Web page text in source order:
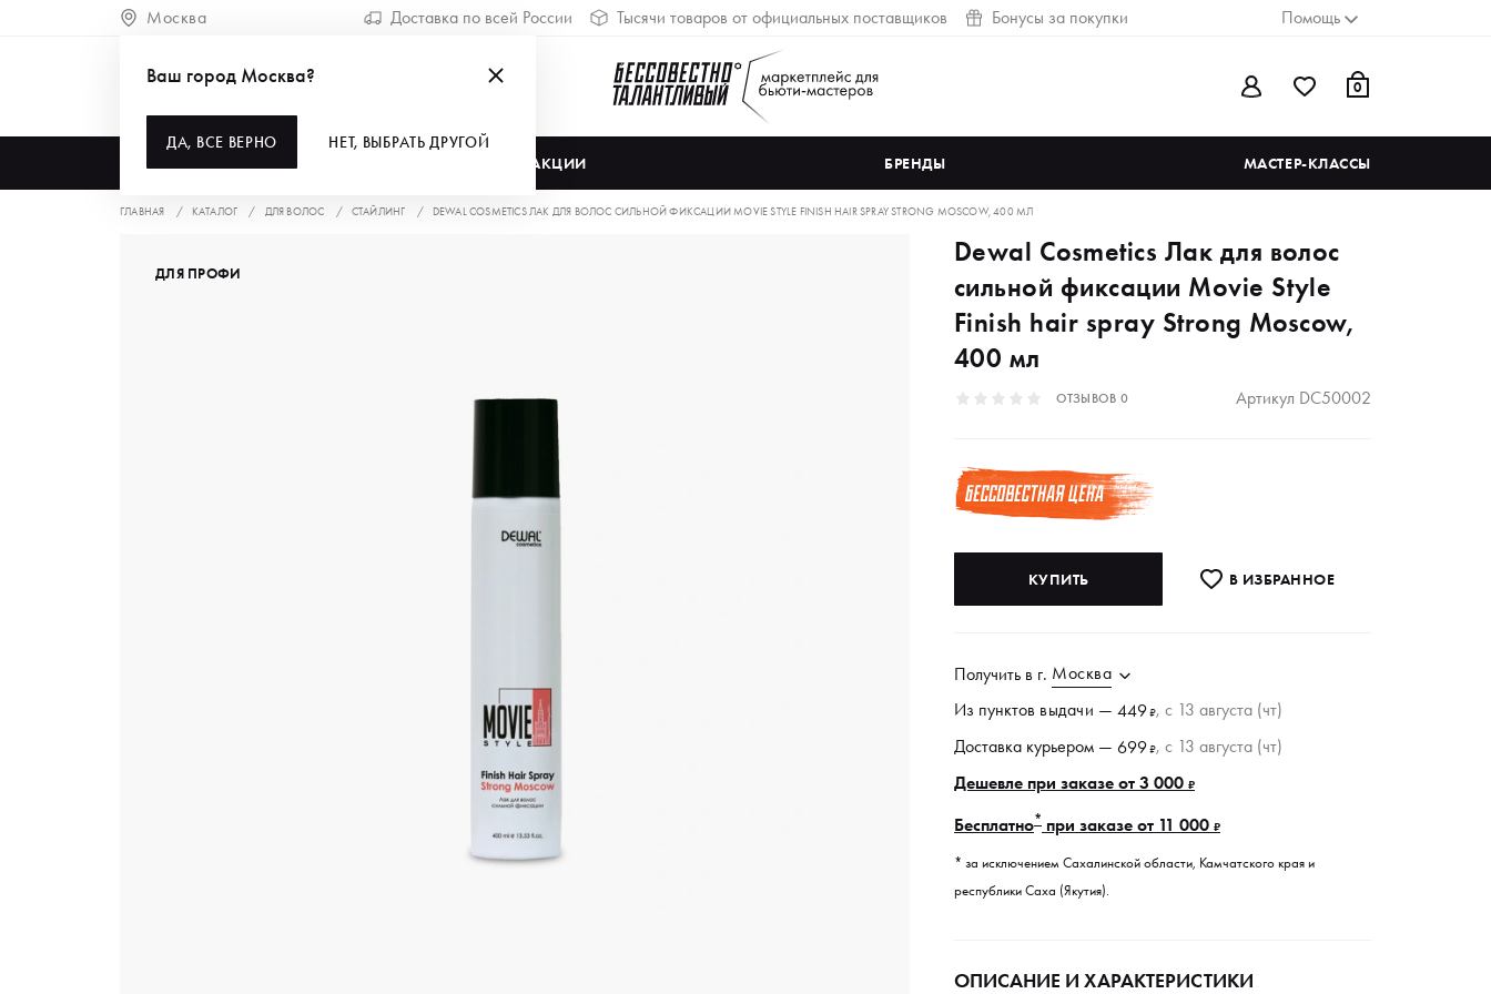
Москва Доставка по всей России Тысячи товаров от официальных поставщиков Бонусы за покупки Помощь
0
АКЦИИ БРЕНДЫ МАСТЕР-КЛАССЫ
Ваш город Москва?
ДА, ВСЕ ВЕРНО НЕТ, ВЫБРАТЬ ДРУГОЙ
ГЛАВНАЯ КАТАЛОГ ДЛЯ ВОЛОС СТАЙЛИНГ DEWAL COSMETICS ЛАК ДЛЯ ВОЛОС СИЛЬНОЙ ФИКСАЦИИ MOVIE STYLE FINISH HAIR SPRAY STRONG MOSCOW, 400 МЛ
ДЛЯ ПРОФИ
Dewal Cosmetics Лак для волос
сильной фиксации Movie Style
Finish hair spray Strong Moscow,
400 мл
ОТЗЫВОВ 0 Артикул DC50002
КУПИТЬ В ИЗБРАННОE
Получить в г. Москва
Из пунктов выдачи —449₽, c 13 августа (чт)
Доставка курьером —699₽, c 13 августа (чт)
Дешевле при заказе от 3 000₽
Бесплатно* при заказе от 11 000₽
* за исключением Сахалинской области, Камчатского края и
республики Саха (Якутия).
ОПИСАНИЕ И ХАРАКТЕРИСТИКИ